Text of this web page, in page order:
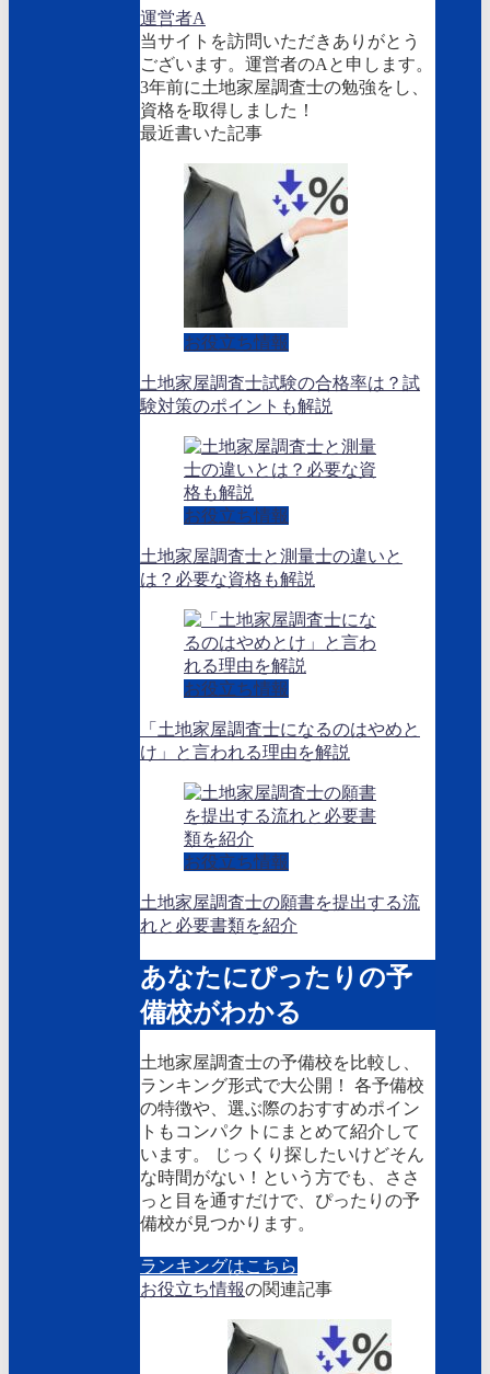
運営者A
当サイトを訪問いただきありがとう
ございます。運営者のAと申します。
3年前に土地家屋調査士の勉強をし、
資格を取得しました！
最近書いた記事
お役立ち情報
土地家屋調査士試験の合格率は？試
験対策のポイントも解説
お役立ち情報
土地家屋調査士と測量士の違いと
は？必要な資格も解説
お役立ち情報
「土地家屋調査士になるのはやめと
け」と言われる理由を解説
お役立ち情報
土地家屋調査士の願書を提出する流
れと必要書類を紹介
あなたにぴったりの予
備校がわかる
土地家屋調査士の予備校を比較し、
ランキング形式で大公開！ 各予備校
の特徴や、選ぶ際のおすすめポイン
トもコンパクトにまとめて紹介して
います。 じっくり探したいけどそん
な時間がない！という方でも、ささ
っと目を通すだけで、ぴったりの予
備校が見つかります。
ランキングはこちら
お役立ち情報の関連記事